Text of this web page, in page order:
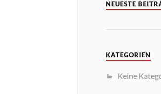
NEUESTE
KATEGORIEN
Keine